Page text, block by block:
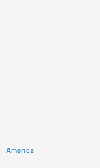
America